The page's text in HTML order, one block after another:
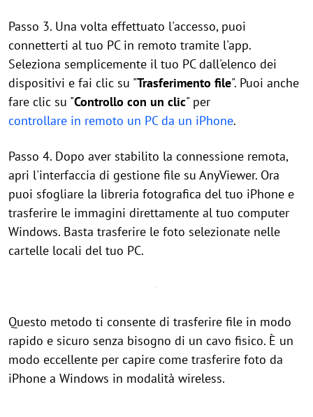
Passo 3. Una volta effettuato l'accesso, puoi
connetterti al tuo PC in remoto tramite l'app.
Seleziona semplicemente il tuo PC dall'elenco dei
dispositivi e fai clic su "Trasferimento file". Puoi anche
fare clic su "Controllo con un clic" per
controllare in remoto un PC da un iPhone.
Passo 4. Dopo aver stabilito la connessione remota,
apri l'interfaccia di gestione file su AnyViewer. Ora
puoi sfogliare la libreria fotografica del tuo iPhone e
trasferire le immagini direttamente al tuo computer
Windows. Basta trasferire le foto selezionate nelle
cartelle locali del tuo PC.
Questo metodo ti consente di trasferire file in modo
rapido e sicuro senza bisogno di un cavo fisico. È un
modo eccellente per capire come trasferire foto da
iPhone a Windows in modalità wireless.